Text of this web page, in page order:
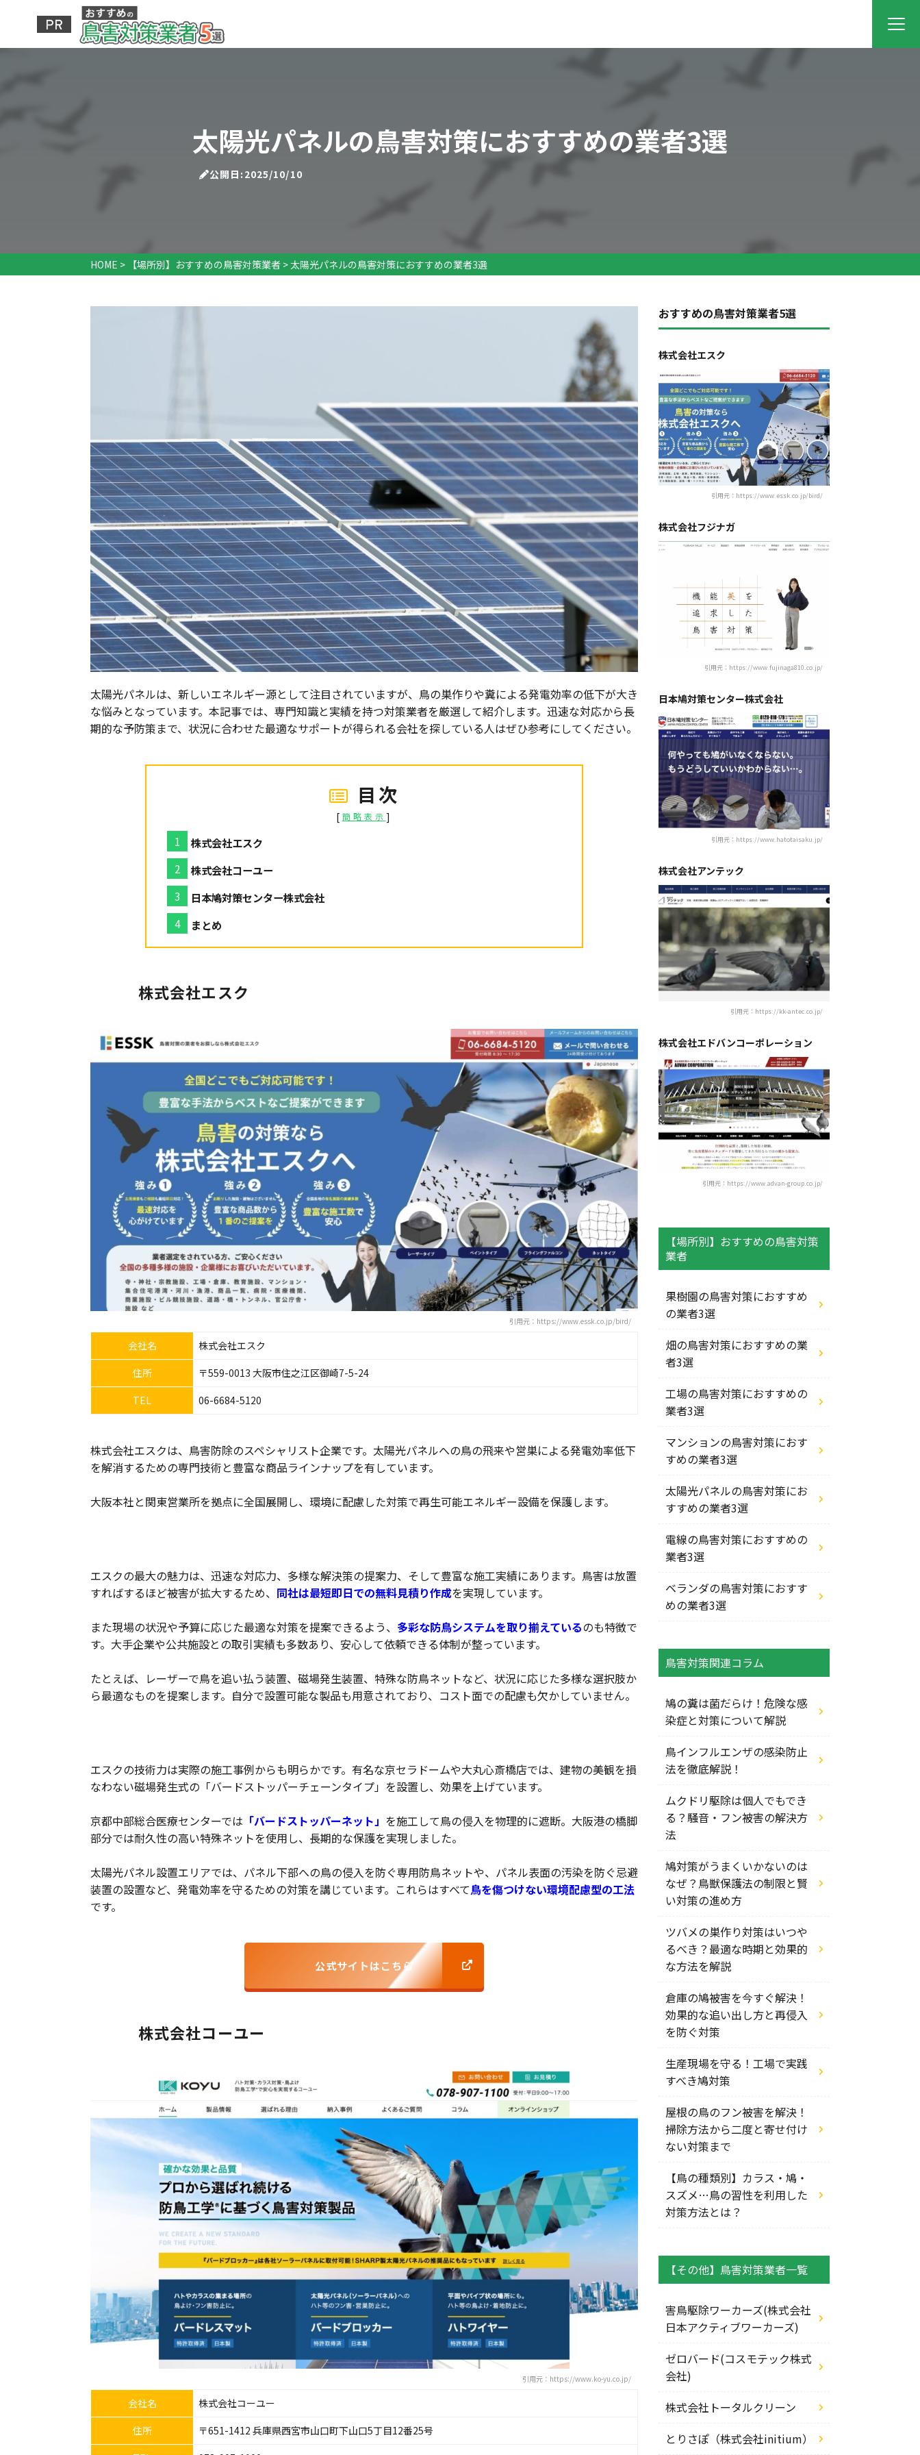
太陽光パネルの鳥害対策におすすめの業者3選
公開日:2025/10/10
HOME > 【場所別】おすすめの鳥害対策業者 >太陽光パネルの鳥害対策におすすめの業者3選
太陽光パネルは、新しいエネルギー源として注目されていますが、鳥の巣作りや糞による発電効率の低下が大き
な悩みとなっています。本記事では、専門知識と実績を持つ対策業者を厳選して紹介します。迅速な対応から長
期的な予防策まで、状況に合わせた最適なサポートが得られる会社を探している人はぜひ参考にしてください。
目次
[ 簡略表示 ]
株式会社エスク
株式会社コーユー
日本鳩対策センター株式会社
まとめ
株式会社エスク
引用元：https://www.essk.co.jp/bird/
会社名
株式会社エスク
住所
〒559-0013 大阪市住之江区御崎7-5-24
TEL
06-6684-5120
株式会社エスクは、鳥害防除のスペシャリスト企業です。太陽光パネルへの鳥の飛来や営巣による発電効率低下
を解消するための専門技術と豊富な商品ラインナップを有しています。
大阪本社と関東営業所を拠点に全国展開し、環境に配慮した対策で再生可能エネルギー設備を保護します。
エスクの最大の魅力は、迅速な対応力、多様な解決策の提案力、そして豊富な施工実績にあります。鳥害は放置
すればするほど被害が拡大するため、 同社は最短即日での無料見積り作成を実現しています。
また現場の状況や予算に応じた最適な対策を提案できるよう、 多彩な防鳥システムを取り揃えているのも特徴で
す。大手企業や公共施設との取引実績も多数あり、安心して依頼できる体制が整っています。
たとえば、レーザーで鳥を追い払う装置、磁場発生装置、特殊な防鳥ネットなど、状況に応じた多様な選択肢か
ら最適なものを提案します。自分で設置可能な製品も用意されており、コスト面での配慮も欠かしていません。
エスクの技術力は実際の施工事例からも明らかです。有名な京セラドームや大丸心斎橋店では、建物の美観を損
なわない磁場発生式の「バードストッパーチェーンタイプ」を設置し、効果を上げています。
京都中部総合医療センターでは 「バードストッパーネット」 を施工して鳥の侵入を物理的に遮断。大阪港の橋脚
部分では耐久性の高い特殊ネットを使用し、長期的な保護を実現しました。
太陽光パネル設置エリアでは、パネル下部への鳥の侵入を防ぐ専用防鳥ネットや、パネル表面の汚染を防ぐ忌避
装置の設置など、発電効率を守るための対策を講じています。これらはすべて鳥を傷つけない環境配慮型の工法
です。
公式サイトはこちら
株式会社コーユー
引用元：https://www.ko-yu.co.jp/
会社名
株式会社コーユー
住所
〒651-1412 兵庫県西宮市山口町下山口5丁目12番25号
おすすめの鳥害対策業者5選
株式会社エスク
引用元：https://www.essk.co.jp/bird/
株式会社フジナガ
引用元：https://www.fujinaga810.co.jp/
日本鳩対策センター株式会社
引用元：https://www.hatotaisaku.jp/
株式会社アンテック
引用元：https://kk-antec.co.jp/
株式会社エドバンコーポレーション
引用元：https://www.advan-group.co.jp/
【場所別】おすすめの鳥害対策
業者
果樹園の鳥害対策におすすめ
の業者3選
畑の鳥害対策におすすめの業
者3選
工場の鳥害対策におすすめの
業者3選
マンションの鳥害対策におす
すめの業者3選
太陽光パネルの鳥害対策にお
すすめの業者3選
電線の鳥害対策におすすめの
業者3選
ベランダの鳥害対策におすす
めの業者3選
鳥害対策関連コラム
鳩の糞は菌だらけ！危険な感
染症と対策について解説
鳥インフルエンザの感染防止
法を徹底解説！
ムクドリ駆除は個人でもでき
る？騒音・フン被害の解決方
法
鳩対策がうまくいかないのは
なぜ？鳥獣保護法の制限と賢
い対策の進め方
ツバメの巣作り対策はいつや
るべき？最適な時期と効果的
な方法を解説
倉庫の鳩被害を今すぐ解決！
効果的な追い出し方と再侵入
を防ぐ対策
生産現場を守る！工場で実践
すべき鳩対策
屋根の鳥のフン被害を解決！
掃除方法から二度と寄せ付け
ない対策まで
【鳥の種類別】カラス・鳩・
スズメ…鳥の習性を利用した
対策方法とは？
【その他】鳥害対策業者一覧
害鳥駆除ワーカーズ(株式会社
日本アクティブワーカーズ)
ゼロバード(コスモテック株式
会社)
株式会社トータルクリーン
とりさぽ（株式会社initium）